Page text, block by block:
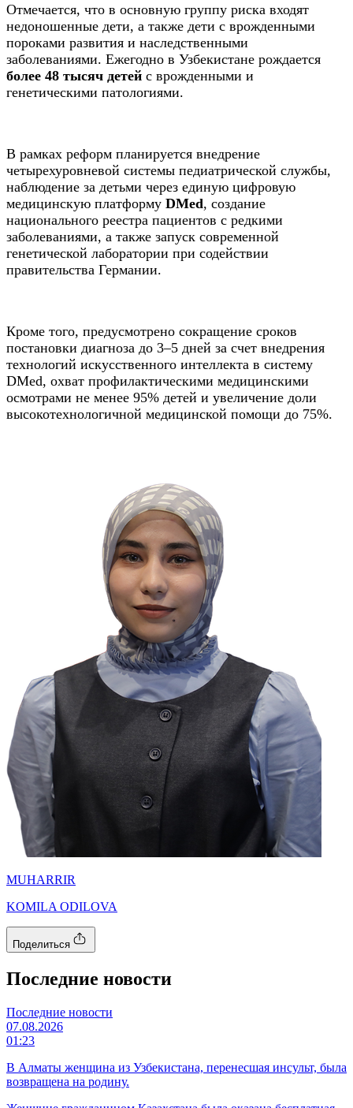
Отмечается, что в основную группу риска входят
недоношенные дети, а также дети с врожденными
пороками развития и наследственными
заболеваниями. Ежегодно в Узбекистане рождается
более 48 тысяч детей с врожденными и
генетическими патологиями.
В рамках реформ планируется внедрение
четырехуровневой системы педиатрической службы,
наблюдение за детьми через единую цифровую
медицинскую платформу DMed, создание
национального реестра пациентов с редкими
заболеваниями, а также запуск современной
генетической лаборатории при содействии
правительства Германии.
Кроме того, предусмотрено сокращение сроков
постановки диагноза до 3–5 дней за счет внедрения
технологий искусственного интеллекта в систему
DMed, охват профилактическими медицинскими
осмотрами не менее 95% детей и увеличение доли
высокотехнологичной медицинской помощи до 75%.
MUHARRIR
KOMILA ODILOVA
Поделиться
Последние новости
Последние новости
07.08.2026
01:23
В Алматы женщина из Узбекистана, перенесшая инсульт, была
возвращена на родину.